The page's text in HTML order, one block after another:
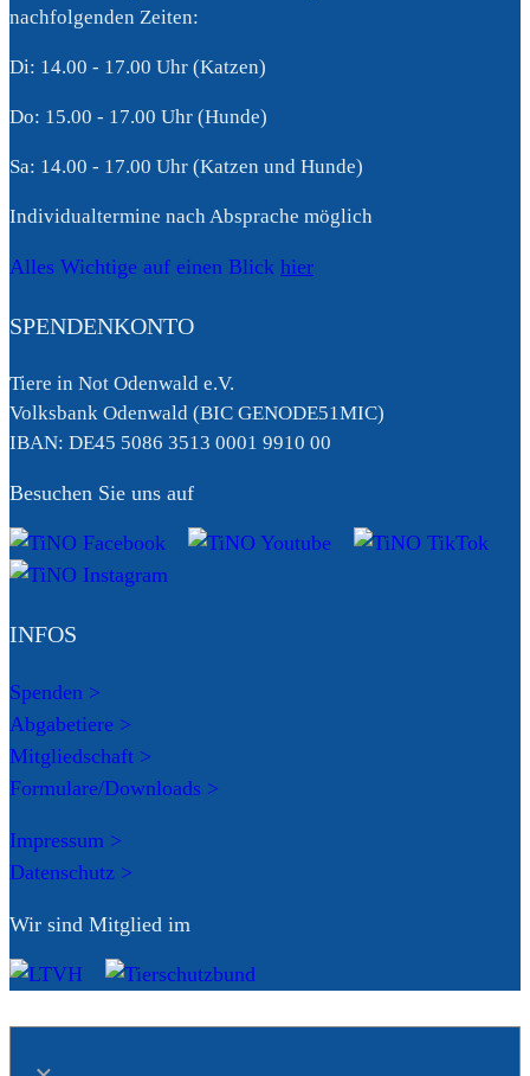
nachfolgenden Zeiten:
Di: 14.00 - 17.00 Uhr (Katzen)
Do: 15.00 - 17.00 Uhr (Hunde)
Sa: 14.00 - 17.00 Uhr (Katzen und Hunde)
Individualtermine nach Absprache möglich
Alles Wichtige auf einen Blick hier
SPENDENKONTO
Tiere in Not Odenwald e.V.
Volksbank Odenwald (BIC GENODE51MIC)
IBAN: DE45 5086 3513 0001 9910 00
Besuchen Sie uns auf
INFOS
Spenden >
Abgabetiere >
Mitgliedschaft >
Formulare/Downloads >
Impressum >
Datenschutz >
Wir sind Mitglied im